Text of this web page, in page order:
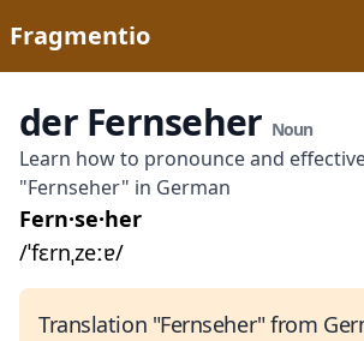
Fragmentio
der Fernseher Noun
Learn how to pronounce and
"Fernseher" in German
Fern·se·her
/ˈfɛrnˌzeːɐ/
Translation "Fernseher" from